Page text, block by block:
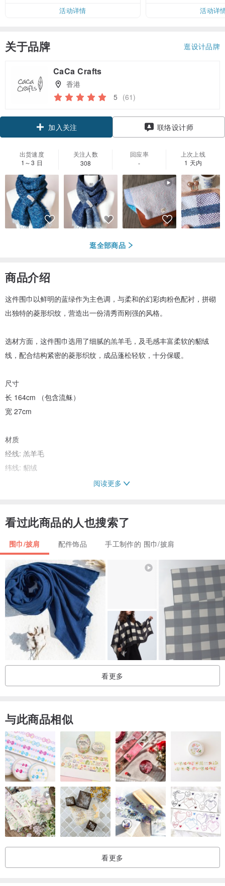
活动详情
活动详
关于品牌 逛设计品牌
CaCa Crafts
香港
5 (61)
加入关注 联络设计师
出货速度
1～3 日
关注人数
308
回应率
-
上次上线
1 天内
逛全部商品
商品介绍
这件围巾以鲜明的蓝绿作为主色调，与柔和的幻彩肉粉色配衬，拼砌
出独特的菱形织纹，营造出一份清秀而刚强的风格。
选材方面，这件围巾选用了细腻的羔羊毛，及毛感丰富柔软的貂绒
线，配合结构紧密的菱形织纹，成品蓬松轻软，十分保暖。
尺寸
长 164cm （包含流稣）
宽 27cm
材质
经线: 羔羊毛
纬线: 貂绒
阅读更多
看过此商品的人也搜索了
围巾/披肩 配件饰品 手工制作的 围巾/披肩
看更多
与此商品相似
看更多